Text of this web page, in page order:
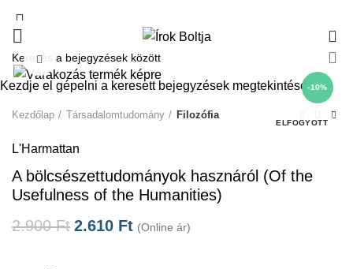
-10%
ELFOGYOTT
Click to enlarge
Kezdőlap Társadalomtudomány Filozófia
L'Harmattan
A bölcsészettudományok hasznáról (Of the
Usefulness of the Humanities)
2.900Ft 2.610 Ft (Online ár)
Kezdje el gépelni a keresett bejegyzések megtekintéséhez.